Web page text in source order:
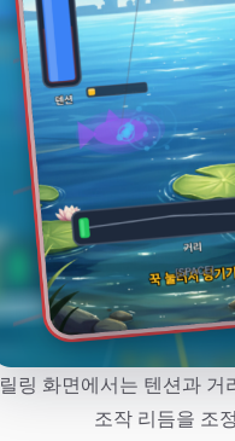
릴링 화면에서는 텐션과 거
조작 리듬을 조